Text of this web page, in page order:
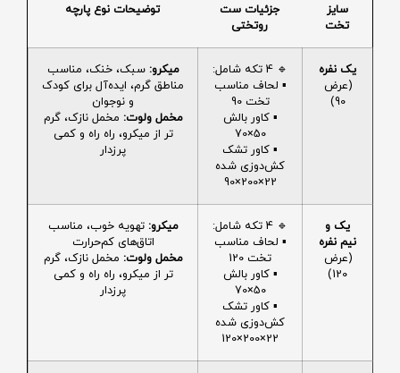
سایز
تخت
جزئیات ست
روتختی
توضیحات نوع پارچه
یک نفره
(عرض
90)
🔹 4 تکه شامل:
▪️ لحاف مناسب
تخت 90
▪️ کاور بالش
50×70
▪️ کاور تشک
کش‌دوزی شده
22×200×90
میکرو: سبک، خنک، مناسب
مناطق گرم، ایده‌آل برای کودک
و نوجوان
مخمل ولوت: مخمل نازک، گرم
تر از میکرو، راه راه و کمی
پرزدار
یک و
نیم نفره
(عرض
120)
🔹 4 تکه شامل:
▪️ لحاف مناسب
تخت 120
▪️ کاور بالش
50×70
▪️ کاور تشک
کش‌دوزی شده
22×200×120
میکرو: تهویه خوب، مناسب
اتاق‌های کم‌حرارت
مخمل ولوت: مخمل نازک، گرم
تر از میکرو، راه راه و کمی
پرزدار